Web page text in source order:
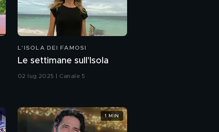
della sesta puntata
Le nomination del
L'ISOLA DEI FAMOSI
Le settimane sull'Isola
02 lug 2025 | Canale 5
1 MIN